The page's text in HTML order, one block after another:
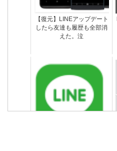
LINEアイコンの通知表示が
消えない不具合の対処法
【復元】LINEアップデート
したら友達も履歴も全部消
えた。泣